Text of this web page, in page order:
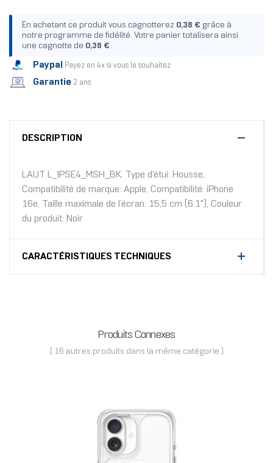
En achetant ce produit vous cagnotterez 0,38 € grâce à
notre programme de fidélité. Votre panier totalisera ainsi
une cagnotte de 0,38 €.
Paypal Payez en 4x si vous le souhaitez
Garantie 2 ans
DESCRIPTION
LAUT L_IPSE4_MSH_BK. Type d'étui: Housse,
Compatibilité de marque: Apple, Compatibilité: iPhone
16e, Taille maximale de l’écran: 15,5 cm (6.1"), Couleur
du produit: Noir
CARACTÉRISTIQUES TECHNIQUES
Produits Connexes
( 16 autres produits dans la même catégorie )